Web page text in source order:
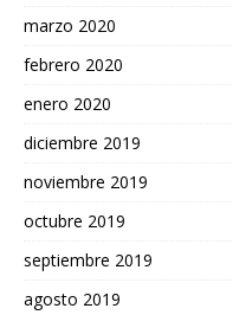
marzo 2020
febrero 2020
enero 2020
diciembre 2019
noviembre 2019
octubre 2019
septiembre 2019
agosto 2019